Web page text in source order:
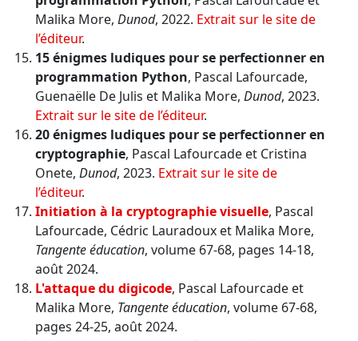
Malika More, Dunod, 2022. Extrait sur le site de
l’éditeur.
15 énigmes ludiques pour se perfectionner en
programmation Python, Pascal Lafourcade,
Guenaëlle De Julis et Malika More, Dunod, 2023.
Extrait sur le site de l’éditeur.
20 énigmes ludiques pour se perfectionner en
cryptographie, Pascal Lafourcade et Cristina
Onete, Dunod, 2023. Extrait sur le site de
l’éditeur.
Initiation à la cryptographie visuelle, Pascal
Lafourcade, Cédric Lauradoux et Malika More,
Tangente éducation, volume 67-68, pages 14-18,
août 2024.
L'attaque du digicode, Pascal Lafourcade et
Malika More, Tangente éducation, volume 67-68,
pages 24-25, août 2024.